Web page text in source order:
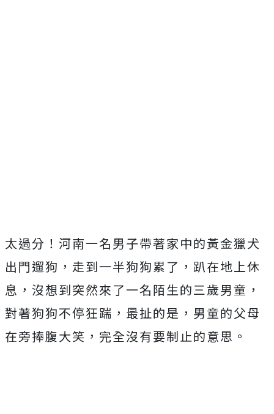
太過分！河南一名男子帶著家中的黃金獵犬
出門遛狗，走到一半狗狗累了，趴在地上休
息，沒想到突然來了一名陌生的三歲男童，
對著狗狗不停狂踹，最扯的是，男童的父母
在旁捧腹大笑，完全沒有要制止的意思。